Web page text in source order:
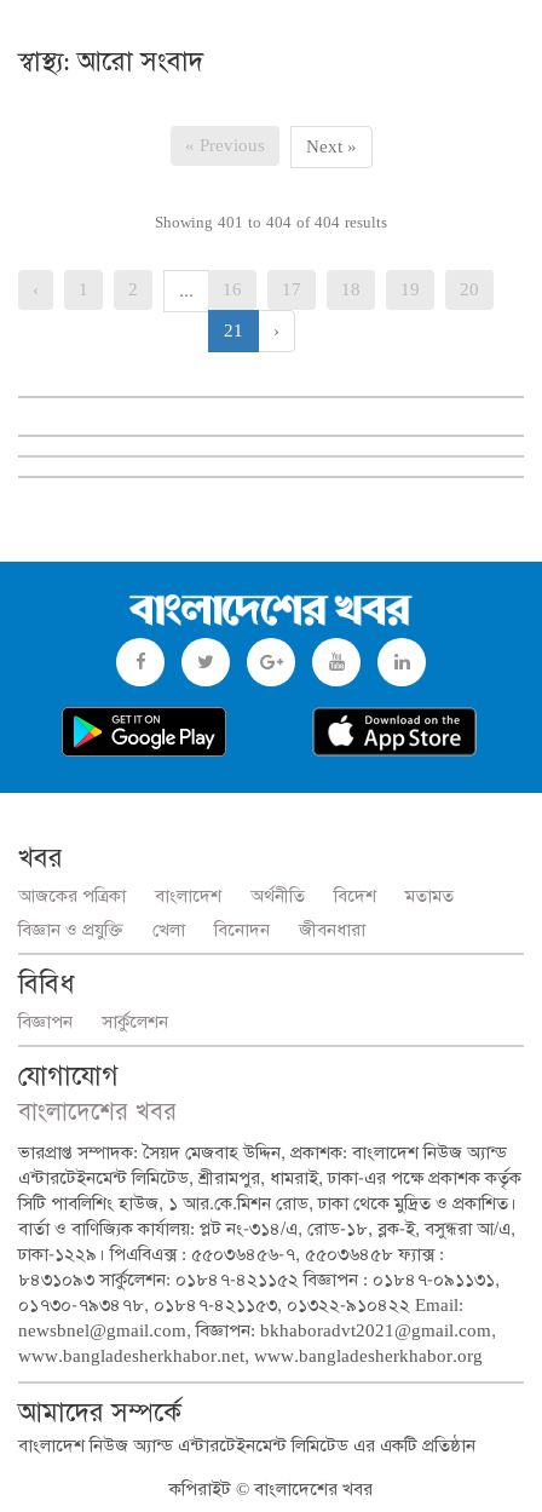
স্বাস্থ্য: আরো সংবাদ
« Previous Next »
Showing 401 to 404 of404 results
‹ 1 2 ... 16 17 18 19
20
21
›
খবর
আজকের পত্রিকা বাংলাদেশ অর্থনীতি বিদেশ
মতামত
বিজ্ঞান ও প্রযুক্তি
খেলা বিনোদন জীবনধারা
বিবিধ
বিজ্ঞাপন সার্কুলেশন
যোগাযোগ
বাংলাদেশের খবর
ভারপ্রাপ্ত সম্পাদক: সৈয়দ মেজবাহ উদ্দিন, প্রকাশক: বাংলাদেশ নিউজ অ্যান্ড
এন্টারটেইনমেন্ট লিমিটেড, শ্রীরামপুর, ধামরাই, ঢাকা-এর পক্ষে প্রকাশক কর্তৃক
সিটি পাবলিশিং হাউজ, ১ আর.কে.মিশন রোড, ঢাকা থেকে মুদ্রিত ও প্রকাশিত।
বার্তা ও বাণিজ্যিক কার্যালয়: প্লট নং-৩১৪/এ, রোড-১৮, ব্লক-ই, বসুন্ধরা আ/এ,
ঢাকা-১২২৯। পিএবিএক্স : ৫৫০৩৬৪৫৬-৭, ৫৫০৩৬৪৫৮ ফ্যাক্স :
৮৪৩১০৯৩ সার্কুলেশন: ০১৮৪৭-৪২১১৫২ বিজ্ঞাপন : ০১৮৪৭-০৯১১৩১,
০১৭৩০-৭৯৩৪৭৮, ০১৮৪৭-৪২১১৫৩, ০১৩২২-৯১০৪২২ Email:
newsbnel@gmail.com, বিজ্ঞাপন: bkhaboradvt2021@gmail.com,
www.bangladesherkhabor.net, www.bangladesherkhabor.org
আমাদের সম্পর্কে
বাংলাদেশ নিউজ অ্যান্ড এন্টারটেইনমেন্ট লিমিটেড এর একটি প্রতিষ্ঠান
কপিরাইট © বাংলাদেশের খবর